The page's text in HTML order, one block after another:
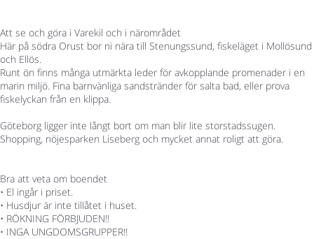
Att se och göra i Varekil och i närområdet
Här på södra Orust bor ni nära till Stenungssund, fiskeläget i Mollösund
och Ellös.
Runt ön finns många utmärkta leder för avkopplande promenader i en
marin miljö. Fina barnvänliga sandstränder för salta bad, eller prova
fiskelyckan från en klippa.
Göteborg ligger inte långt bort om man blir lite storstadssugen.
Shopping, nöjesparken Liseberg och mycket annat roligt att göra.
Bra att veta om boendet
• El ingår i priset.
• Husdjur är inte tillåtet i huset.
• RÖKNING FÖRBJUDEN!!
• INGA UNGDOMSGRUPPER!!